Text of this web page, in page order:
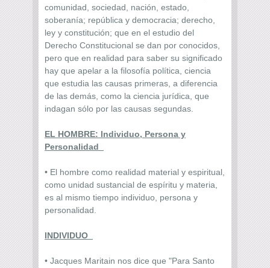
comunidad, sociedad, nación, estado,
soberanía; república y democracia; derecho,
ley y constitución; que en el estudio del
Derecho Constitucional se dan por conocidos,
pero que en realidad para saber su significado
hay que apelar a la filosofía política, ciencia
que estudia las causas primeras, a diferencia
de las demás, como la ciencia jurídica, que
indagan sólo por las causas segundas.
EL HOMBRE: Individuo, Persona y
Personalidad
• El hombre como realidad material y espiritual,
como unidad sustancial de espíritu y materia,
es al mismo tiempo individuo, persona y
personalidad.
INDIVIDUO
• Jacques Maritain nos dice que "Para Santo